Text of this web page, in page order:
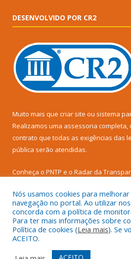
DESENVOLVIDO POR CR2
Muito mais que criar site ou sistema
Realizamos uma assessoria completa,
contrato que todas as exigências das
pública serão atendidas.
Conheça o PNTP e o Radar da
Todos os direitos reservados a
José Porfírio.
Mapa do Site Acessar Área
Nós usamos cookies para
navegação no portal. Ao utilizar
concorda com a política de
Para ter mais informações sobre
Política de cookies (Leia mais). Se
ACEITO.